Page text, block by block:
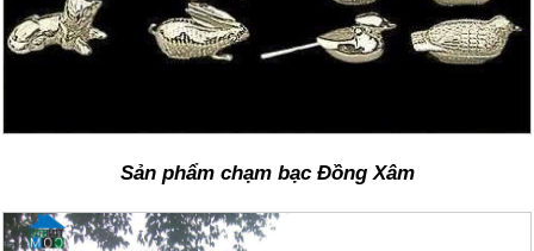
Sản phẩm chạm bạc Đồng Xâm